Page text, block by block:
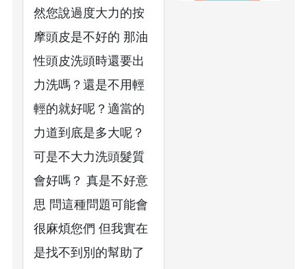
然您說過度大力的按
摩頭皮是不好的 那油
性頭皮洗頭時還要出
力洗嗎？還是不用輕
輕的就好呢？適當的
力道到底是多大呢？
可是不大力洗頭髮質
會好嗎？ 真是不好意
思 問這種問題可能會
很麻煩您們 但我實在
是找不到別的幫助了